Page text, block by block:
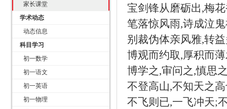
家长课堂
学术动态
动态信息
科目学习
初一数学
初一语文
初一英语
初一物理
宝剑锋从磨砺出,梅
笔落惊风雨,诗成泣
别裁伪体亲风雅,转
博观而约取,厚积而
博学之,审问之,慎思
不登高山,不知天之
不飞则已,一飞冲天;